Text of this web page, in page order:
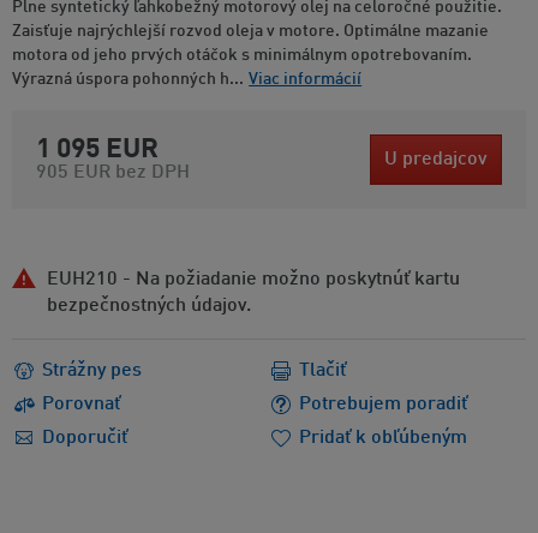
Plne syntetický ľahkobežný motorový olej na celoročné použitie.
Zaisťuje najrýchlejší rozvod oleja v motore. Optimálne mazanie
motora od jeho prvých otáčok s minimálnym opotrebovaním.
Výrazná úspora pohonných h... Viac informácií
1 095 EUR
905 EUR bez DPH
U predajcov
EUH210 - Na požiadanie možno poskytnúť kartu
bezpečnostných údajov.
Strážny pes
Porovnať
Potrebujem poradiť
Doporučiť
Tlačiť
Pridať k obľúbeným